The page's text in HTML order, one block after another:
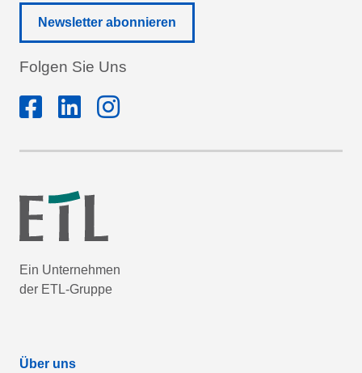
Newsletter abonnieren
Folgen Sie Uns
Ein Unternehmen
der ETL-Gruppe
Über uns